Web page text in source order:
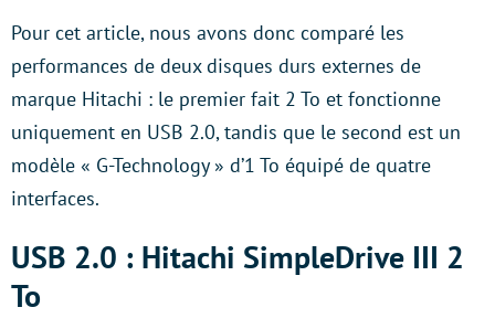
Pour cet article, nous avons donc comparé les
performances de deux disques durs externes de
marque Hitachi : le premier fait 2 To et fonctionne
uniquement en USB 2.0, tandis que le second est un
modèle « G-Technology » d’1 To équipé de quatre
interfaces.
USB 2.0 : Hitachi SimpleDrive III 2
To